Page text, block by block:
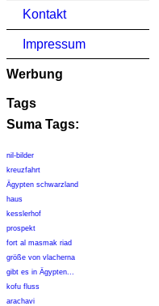
Kontakt
Impressum
Werbung
Tags
Suma Tags:
nil-bilder
kreuzfahrt
Ägypten schwarzland
haus
kesslerhof
prospekt
fort al masmak riad
größe von vlacherna
gibt es in Ägypten...
kofu fluss
arachavi